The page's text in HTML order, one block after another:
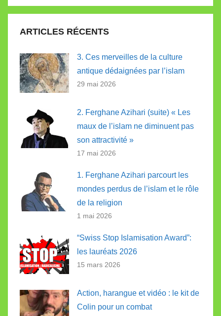
:
ARTICLES RÉCENTS
3. Ces merveilles de la culture
antique dédaignées par l’islam
29 mai 2026
2. Ferghane Azihari (suite) « Les
maux de l’islam ne diminuent pas
son attractivité »
17 mai 2026
1. Ferghane Azihari parcourt les
mondes perdus de l’islam et le rôle
de la religion
1 mai 2026
“Swiss Stop Islamisation Award”:
les lauréats 2026
15 mars 2026
Action, harangue et vidéo : le kit de
Colin pour un combat